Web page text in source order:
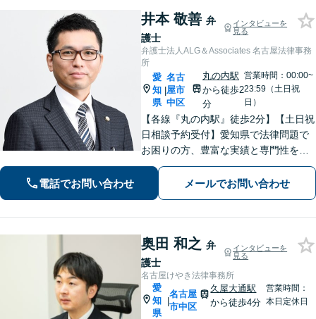
意対応いたします。【Web面談対応
可】
井本 敬善 弁
護士
インタビューを
見る
弁護士法人ALG＆Associates 名古屋法律事務
所
愛
知
県
|
名古
屋市
中区
丸の内駅
から徒歩2
分
営業時間：00:00~
23:59（土日祝
日）
【各線『丸の内駅』徒歩2分】【土日祝
日相談予約受付】愛知県で法律問題で
お困りの方、豊富な実績と専門性を持
つ弁護士が、ともに解決を目指しま
す。どうぞお気軽にご相談ください。
電話でお問い合わせ メールでお問い合わせ
奥田 和之 弁
護士
インタビューを
見る
名古屋けやき法律事務所
愛
知
県
|
名古屋
市中区
久屋大通駅
から徒歩4分
営業時間：
本日定休日